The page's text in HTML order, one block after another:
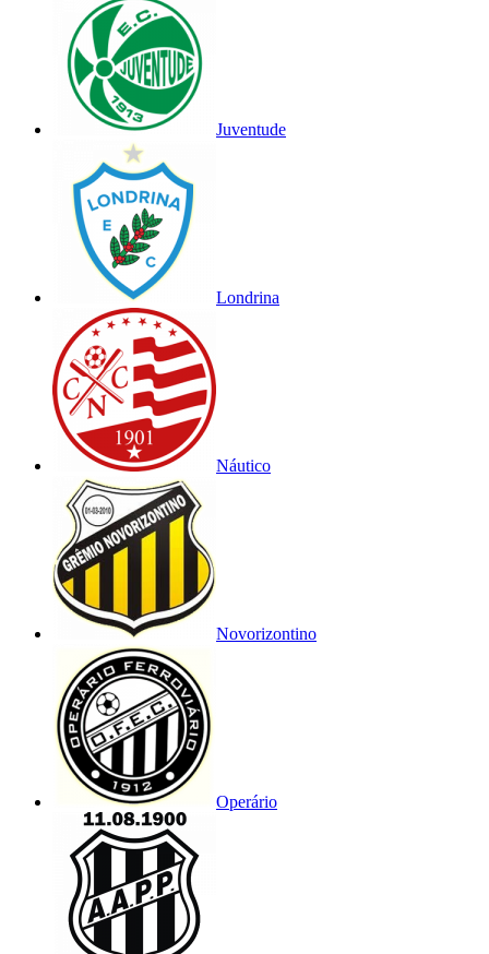
Juventude
Londrina
Náutico
Novorizontino
Operário